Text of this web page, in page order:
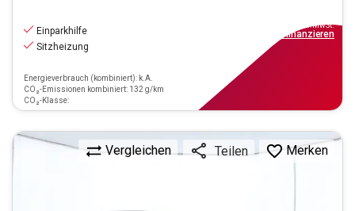
Einparkhilfe
Sitzheizung
Energieverbrauch (kombiniert): k.A.
CO₂-Emissionen kombiniert: 132 g/km
CO₂-Klasse:
inkl.MwSt.
finanzieren
Vergleichen Teilen Merken